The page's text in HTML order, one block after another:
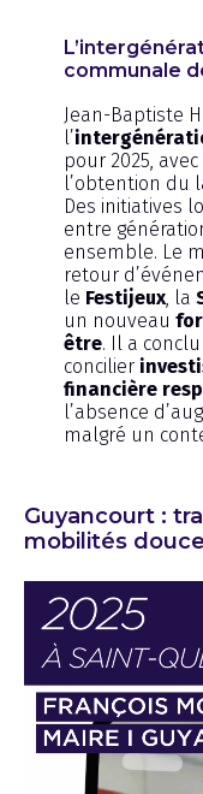
communale
Jean-Baptiste
l’
pour 2025,
l’obtention du
Des initiatives
entre
ensemble. Le
retour
le Festijeux, la
un nouveau
être. Il a
concilier
financière
l’absence
malgré un
Guyancourt :
mobilités